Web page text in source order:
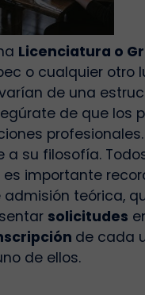
Licenciatura o
o cualquier otro
de una
de que los
a su filosofía.
es importante
teórica,
solicitudes
de cada
de ellos.